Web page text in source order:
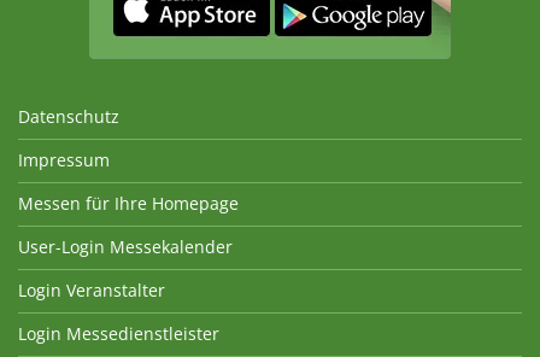
Datenschutz
Impressum
Messen für Ihre Homepage
User-Login Messekalender
Login Veranstalter
Login Messedienstleister